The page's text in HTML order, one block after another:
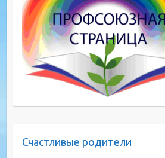
Счастливые родители